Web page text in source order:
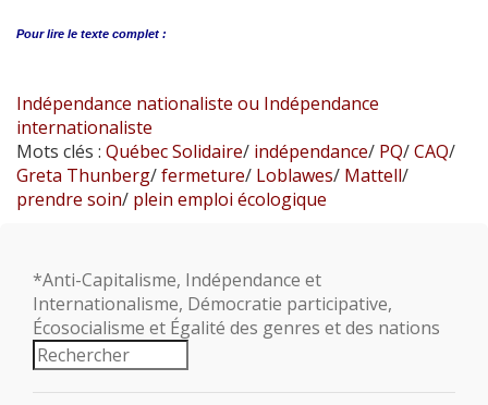
Pour lire le texte complet :
Indépendance nationaliste ou Indépendance
internationaliste
Mots clés : Québec Solidaire/ indépendance/ PQ/CAQ/
Greta Thunberg/fermeture/ Loblawes/ Mattell/
prendre soin/ plein emploi écologique
*Anti-Capitalisme, Indépendance et
Internationalisme, Démocratie participative,
Écosocialisme et Égalité des genres et des nations